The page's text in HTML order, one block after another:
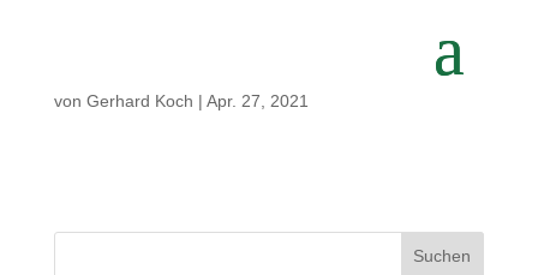
von Gerhard Koch | Apr. 27, 2021